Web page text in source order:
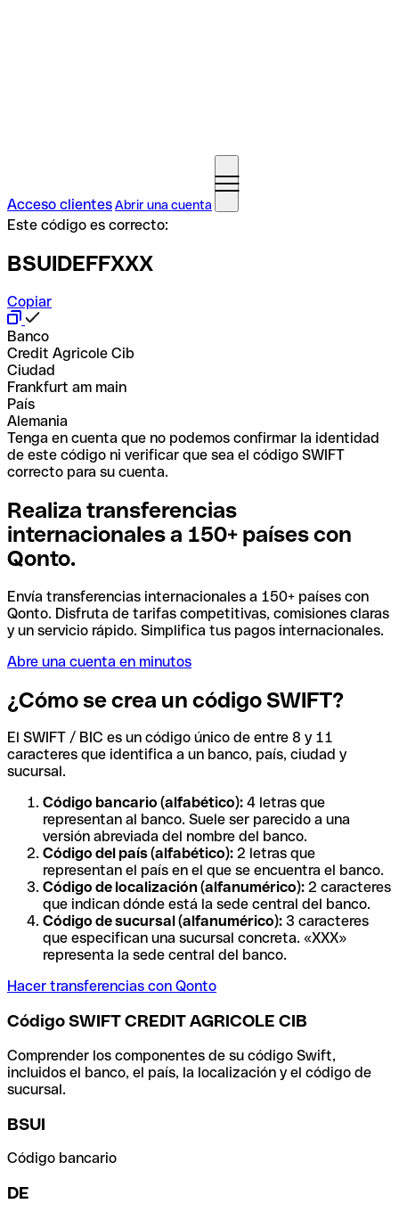
Acceso clientesAbrir una cuenta
Este código es correcto:
BSUIDEFFXXX
Copiar
Banco
Credit Agricole Cib
Ciudad
Frankfurt am main
País
Alemania
Tenga en cuenta que no podemos confirmar la identidad
de este código ni verificar que sea el código SWIFT
correcto para su cuenta.
Realiza transferencias
internacionales a 150+ países con
Qonto.
Envía transferencias internacionales a 150+ países con
Qonto. Disfruta de tarifas competitivas, comisiones claras
y un servicio rápido. Simplifica tus pagos internacionales.
Abre una cuenta en minutos
¿Cómo se crea un código SWIFT?
El SWIFT / BIC es un código único de entre 8 y 11
caracteres que identifica a un banco, país, ciudad y
sucursal.
Código bancario (alfabético): 4 letras que
representan al banco. Suele ser parecido a una
versión abreviada del nombre del banco.
Código del país (alfabético): 2 letras que
representan el país en el que se encuentra el banco.
Código de localización (alfanumérico): 2 caracteres
que indican dónde está la sede central del banco.
Código de sucursal (alfanumérico): 3 caracteres
que especifican una sucursal concreta. «XXX»
representa la sede central del banco.
Hacer transferencias con Qonto
Código SWIFT CREDIT AGRICOLE CIB
Comprender los componentes de su código Swift,
incluidos el banco, el país, la localización y el código de
sucursal.
BSUI
Código bancario
DE